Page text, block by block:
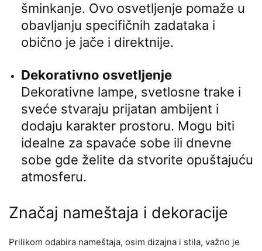
šminkanje. Ovo osvetljenje pomaže u
obavljanju specifičnih zadataka i
obično je jače i direktnije.
Dekorativno osvetljenje
Dekorativne lampe, svetlosne trake i
sveće stvaraju prijatan ambijent i
dodaju karakter prostoru. Mogu biti
idealne za spavaće sobe ili dnevne
sobe gde želite da stvorite opuštajuću
atmosferu.
Značaj nameštaja i dekoracije
Prilikom odabira nameštaja, osim dizajna i stila, važno je